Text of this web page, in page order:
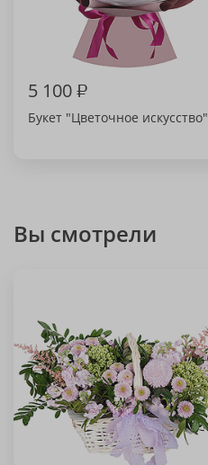
5 100₽
Букет "Цветочное искусство"
Вы смотрели